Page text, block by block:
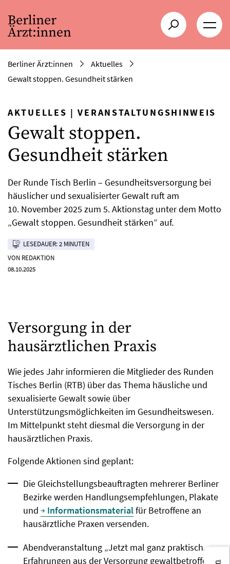
Berliner Ärzt:innen
Aktuelles
Gewalt stoppen. Gesundheit stärken
AKTUELLES |VERANSTALTUNGSHINWEIS
Gewalt stoppen.
Gesundheit stärken
Der Runde Tisch Berlin – Gesundheitsversorgung bei
häuslicher und sexualisierter Gewalt ruft am
10. November 2025 zum 5. Aktionstag unter dem Motto
„Gewalt stoppen. Gesundheit stärken” auf.
LESEDAUER: 2 MINUTEN
VON REDAKTION
08.10.2025
Versorgung in der
hausärztlichen Praxis
Wie jedes Jahr informieren die Mitglieder des Runden
Tisches Berlin (RTB) über das Thema häusliche und
sexualisierte Gewalt sowie über
Unterstützungsmöglichkeiten im Gesundheitswesen.
Im Mittelpunkt steht diesmal die Versorgung in der
hausärztlichen Praxis.
Folgende Aktionen sind geplant:
Die Gleichstellungsbeauftragten mehrerer Berliner
Bezirke werden Handlungsempfehlungen, Plakate
und
Informationsmaterialfür Betroffene an
hausärztliche Praxen versenden.
Abendveranstaltung „Jetzt mal ganz praktisch.
Erfahrungen aus der Versorgung gewaltbetroffener